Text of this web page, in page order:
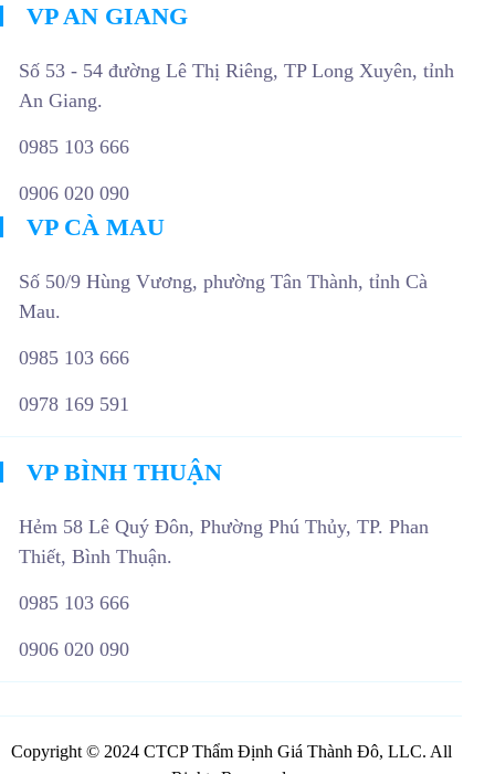
VP AN GIANG
Số 53 - 54 đường Lê Thị Riêng, TP Long Xuyên, tỉnh
An Giang.
0985 103 666
0906 020 090
VP CÀ MAU
Số 50/9 Hùng Vương, phường Tân Thành, tỉnh Cà
Mau.
0985 103 666
0978 169 591
VP BÌNH THUẬN
Hẻm 58 Lê Quý Đôn, Phường Phú Thủy, TP. Phan
Thiết, Bình Thuận.
0985 103 666
0906 020 090
Copyright © 2024 CTCP Thẩm Định Giá Thành Đô, LLC. All